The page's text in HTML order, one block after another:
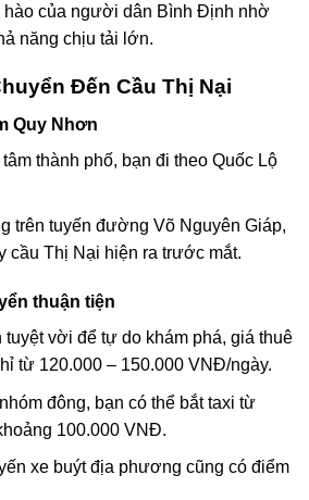
của người dân Bình Định nhờ
năng chịu tải lớn.
Đến Cầu Thị Nại
Quy Nhơn
thành phố, bạn đi theo Quốc Lộ
trên tuyến đường Võ Nguyên Giáp,
cầu Thị Nại hiện ra trước mắt.
thuận tiện
tuyệt vời để tự do khám phá, giá thuê
từ 120.000 – 150.000 VNĐ/ngày.
đông, bạn có thể bắt taxi từ
100.000 VNĐ.
xe buýt địa phương cũng có điểm